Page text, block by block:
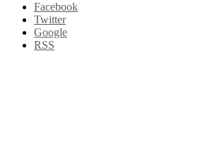
Facebook
Twitter
Google
RSS